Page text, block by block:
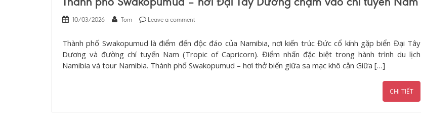
10/03/2026 Tom Leave a comment
Thành phố Swakopumud là điểm đến độc đáo của Namibia, nơi kiến trúc Đức cổ kính gặp biển Đại Tây
Dương và đường chí tuyến Nam (Tropic of Capricorn). Điểm nhấn đặc biệt trong hành trình du lịch
Namibia và tour Namibia. Thành phố Swakopumud – hơi thở biển giữa sa mạc khô cằn Giữa […]
CHI TIẾT